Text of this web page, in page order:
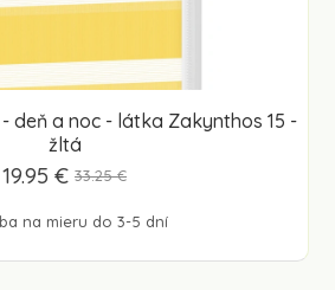
- deň a noc - látka Zakynthos 15 -
žltá
na mieru do 3-5 dní
19.95 € 33.25 €